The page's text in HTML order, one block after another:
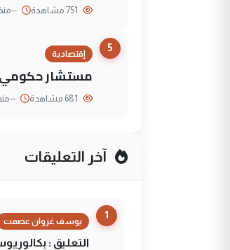
--منذ 24 ساعة
5
إقتصادية
مستشار حكومي
--منذ 24
آخر التعليقات
1
يوسف غزوان عصمت
التعليق :